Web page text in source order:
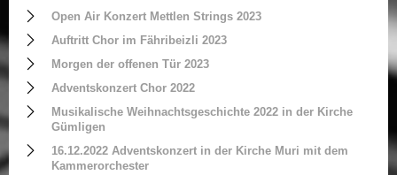
Open Air Konzert Mettlen Strings 2023
Auftritt Chor im Fähribeizli 2023
Morgen der offenen Tür 2023
Adventskonzert Chor 2022
Musikalische Weihnachtsgeschichte 2022 in der Kirche
Gümligen
16.12.2022 Adventskonzert in der Kirche Muri mit dem
Kammerorchester